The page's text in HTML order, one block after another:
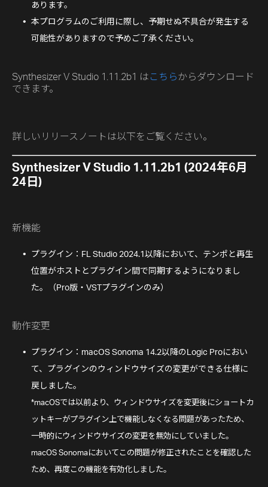
あります。
本プログラムのご利用に際し、予期せぬ不具合が発生する
可能性がありますので予めご了承ください。
Synthesizer V Studio 1.11.2b1 は こちらからダウンロード
できます。
詳しいリリースノートは以下をご覧ください。
Synthesizer V Studio 1.11.2b1 (2024年6月
24日)
新機能
プラグイン：FL Studio 2024.1以降において、テンポと再生
位置がホストとプラグイン間で同期するようになりまし
た。（Pro版・VSTプラグインのみ）
動作変更
プラグイン：macOS Sonoma 14.2以降のLogic Proにおい
て、プラグインのウィンドウサイズの変更ができる仕様に
戻しました。
*macOSでは以前より、ウィンドウサイズを変更後にショートカ
ットキーがプラグイン上で機能しなくなる問題があったため、
一時的にウィンドウサイズの変更を無効にしていました。
macOS Sonomaにおいてこの問題が修正されたことを確認した
ため、再度この機能を有効化しました。